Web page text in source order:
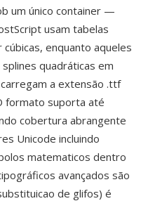
um único container —
usam tabelas
cúbicas, enquanto aqueles
quadráticas em
a extensão .ttf
formato suporta até
cobertura abrangente
Unicode incluindo
matematicos dentro
avançados são
de glifos) é